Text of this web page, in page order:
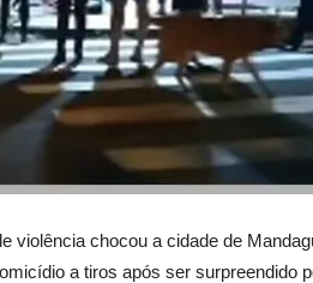
violência chocou a cidade de
a tiros após ser surpreendido